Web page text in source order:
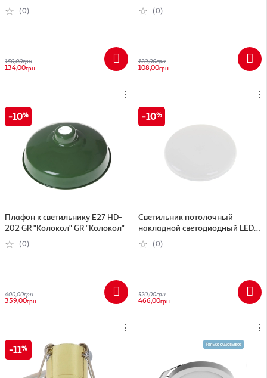
(0)
150,00грн
134,00грн
(0)
120,00грн
108,00грн
⋮
10
Плафон к светильнику E27 HD-
202 GR "Колокол" GR "Колокол"
(0)
400,00грн
359,00грн
⋮
10
Светильник потолочный
накладной светодиодный LED-
4471 / 36W CW
(0)
520,00грн
466,00грн
⋮
11
⋮